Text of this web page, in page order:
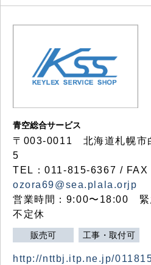
青空総合サービス
〒003-0011 北海道札幌市
5
TEL：011-815-6367 /
ozora69@sea.plala.orjp
営業時間：9:00〜18:00 緊
不定休
販売可 工事・取付可
http://nttbj.itp.ne.jp/